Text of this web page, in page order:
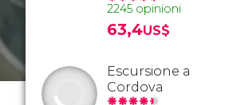
2245 opinioni
63,4US$
Escursione a
Cordova